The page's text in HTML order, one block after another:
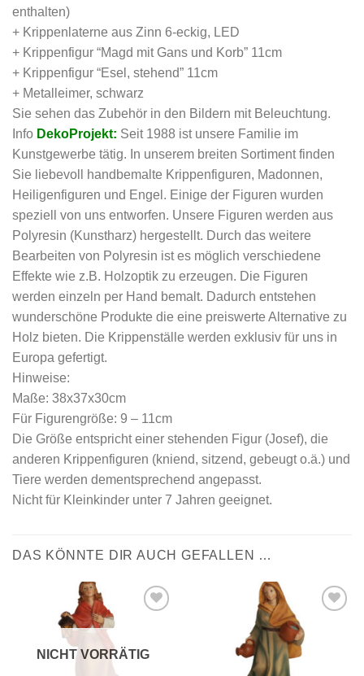
enthalten)
+ Krippenlaterne aus Zinn 6-eckig, LED
+ Krippenfigur “Magd mit Gans und Korb” 11cm
+ Krippenfigur “Esel, stehend” 11cm
+ Metalleimer, schwarz
Sie sehen das Zubehör in den Bildern mit Beleuchtung.
Info DekoProjekt: Seit 1988 ist unsere Familie im
Kunstgewerbe tätig. In unserem breiten Sortiment finden
Sie liebevoll handbemalte Krippenfiguren, Madonnen,
Heiligenfiguren und Engel. Einige der Figuren wurden
speziell von uns entworfen. Unsere Figuren werden aus
Polyresin (Kunstharz) hergestellt. Durch das weitere
Bearbeiten von Polyresin ist es möglich verschiedene
Effekte wie z.B. Holzoptik zu erzeugen. Die Figuren
werden einzeln per Hand bemalt. Dadurch entstehen
wunderschöne Produkte die eine preiswerte Alternative zu
Holz bieten. Die Krippenställe werden exklusiv für uns in
Europa gefertigt.
Hinweise:
Maße: 38x37x30cm
Für Figurengröße: 9 – 11cm
Die Größe entspricht einer stehenden Figur (Josef), die
anderen Krippenfiguren (kniend, sitzend, gebeugt o.ä.) und
Tiere werden dementsprechend angepasst.
Nicht für Kleinkinder unter 7 Jahren geeignet.
DAS KÖNNTE DIR AUCH GEFALLEN …
hinzufügen
NICHT VORRÄTIG
Wunschliste
hinzufügen